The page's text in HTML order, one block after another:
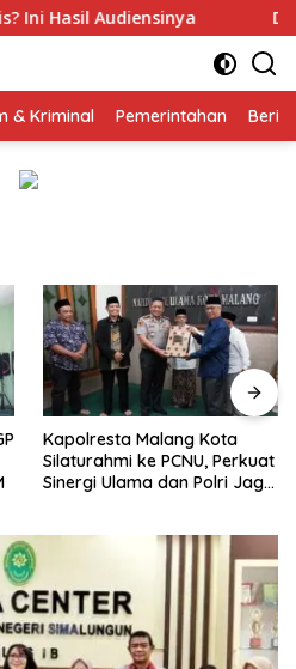
DJP Jawa Timur
& Kriminal Pemerintahan
Kapolresta Malang Kota
Silaturahmi ke PCNU, Perkuat
Sinergi Ulama dan Polri Jaga